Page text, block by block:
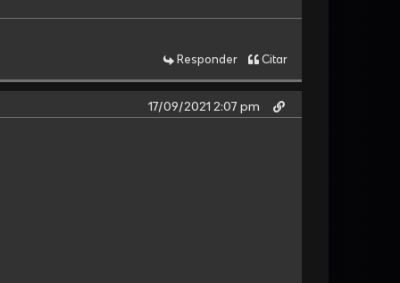
Responder Citar
17/09/2021 2:07 pm